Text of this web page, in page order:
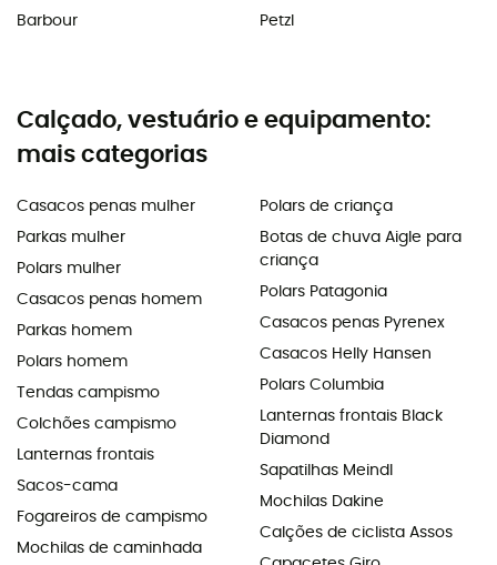
Barbour
Petzl
Calçado, vestuário e equipamento:
mais categorias
Casacos penas mulher
Parkas mulher
Polars mulher
Casacos penas homem
Parkas homem
Polars homem
Tendas campismo
Colchões campismo
Lanternas frontais
Sacos-cama
Fogareiros de campismo
Mochilas de caminhada
Polars de criança
Botas de chuva Aigle para
criança
Polars Patagonia
Casacos penas Pyrenex
Casacos Helly Hansen
Polars Columbia
Lanternas frontais Black
Diamond
Sapatilhas Meindl
Mochilas Dakine
Calções de ciclista Assos